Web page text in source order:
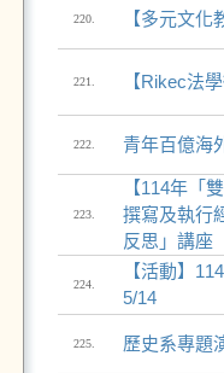
220. 【多元文
221. 【Rikec法
222. 青年百億海
223.
【114年「
撰寫及執行
反思」講座
224.
【活動】
5/14
225. 歷史系專題